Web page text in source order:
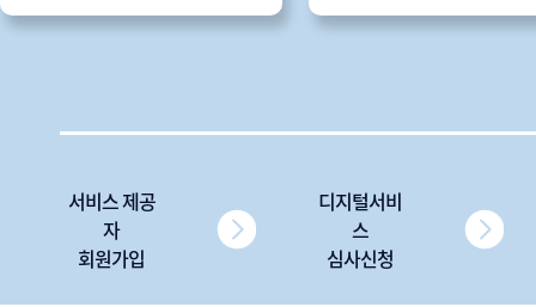
서비스 제공
자
회원가입
디지털서비
스
심사신청